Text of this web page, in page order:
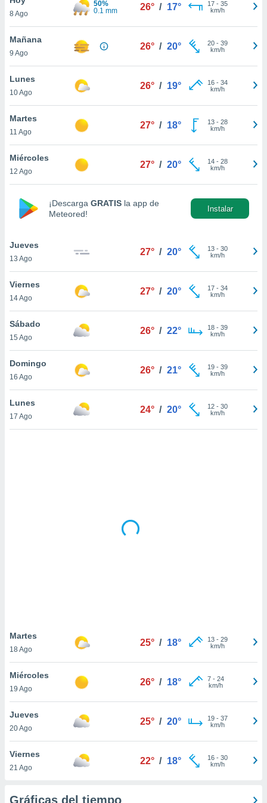
en
más
nuestra
de
aceptar
de
sitio
En
sean
el sitio
ni para
o
similares
como
sitio
de
traten tus
en
interés
su
8 Ago
50%
0.1 mm
26° / 17° 17- 35
km/h
Mañana
9 Ago
26° / 20° 20- 39
km/h
Lunes
10 Ago
26° / 19° 16- 34
km/h
Martes
11 Ago
27° / 18° 13- 28
km/h
Miércoles
12 Ago
27° / 20° 14- 28
km/h
¡Descarga GRATIS la app de
Meteored!
Instalar
Jueves
13 Ago
27° / 20° 13- 30
km/h
Viernes
14 Ago
27° / 20° 17- 34
km/h
Sábado
15 Ago
26° / 22° 18- 39
km/h
Domingo
16 Ago
26° / 21° 19- 39
km/h
Lunes
17 Ago
24° / 20° 12- 30
km/h
Martes
18 Ago
25° / 18° 13- 29
km/h
Miércoles
19 Ago
26° / 18° 7- 24
km/h
Jueves
20 Ago
25° / 20° 19- 37
km/h
Viernes
21 Ago
22° / 18° 16- 30
km/h
Gráficas del tiempo